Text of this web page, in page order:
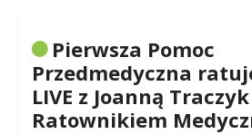
Pierwsza Pomoc
Przedmedyczna
LIVE z Joanną Traczyk
Ratownikiem